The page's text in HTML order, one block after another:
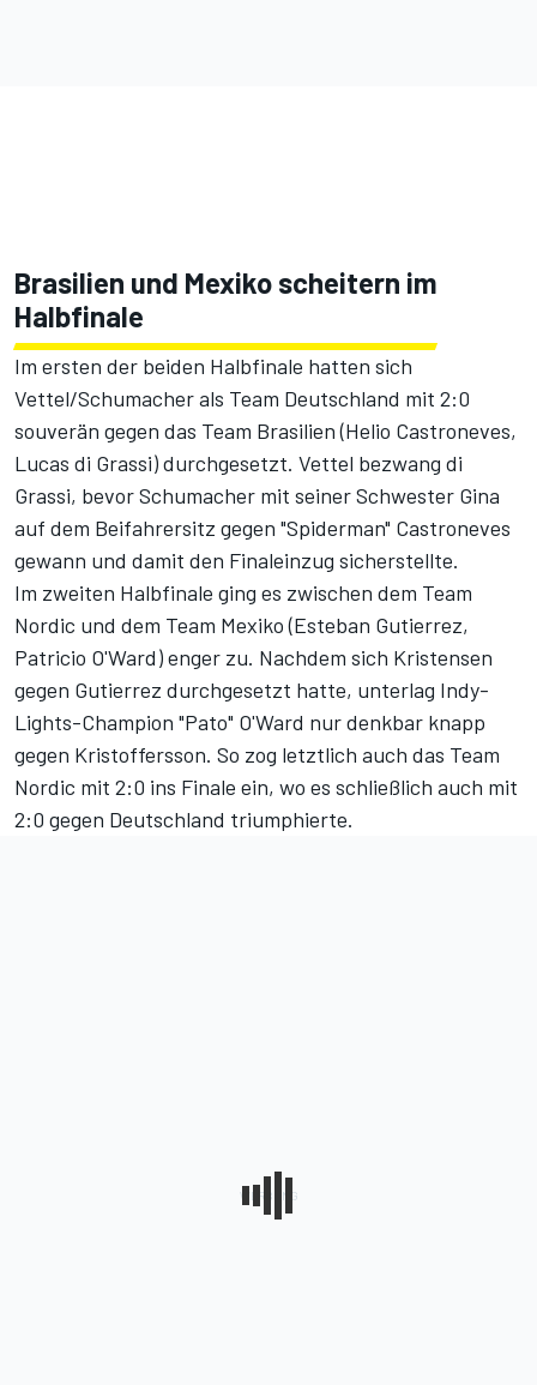
Brasilien und Mexiko scheitern im
Halbfinale
Im ersten der beiden Halbfinale hatten sich
Vettel/Schumacher als Team Deutschland mit 2:0
souverän gegen das Team Brasilien (Helio Castroneves,
Lucas di Grassi) durchgesetzt. Vettel bezwang di
Grassi, bevor Schumacher mit seiner Schwester Gina
auf dem Beifahrersitz gegen "Spiderman" Castroneves
gewann und damit den Finaleinzug sicherstellte.
Im zweiten Halbfinale ging es zwischen dem Team
Nordic und dem Team Mexiko (Esteban Gutierrez,
Patricio O'Ward) enger zu. Nachdem sich Kristensen
gegen Gutierrez durchgesetzt hatte, unterlag Indy-
Lights-Champion "Pato" O'Ward nur denkbar knapp
gegen Kristoffersson. So zog letztlich auch das Team
Nordic mit 2:0 ins Finale ein, wo es schließlich auch mit
2:0 gegen Deutschland triumphierte.